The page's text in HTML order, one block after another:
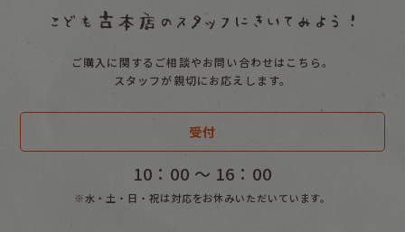
ご購入に関するご相談やお問い合わせはこちら。
スタッフが親切にお応えします。
受付
10：00 〜 16：00
※水・土・日・祝は対応をお休みいただいています。